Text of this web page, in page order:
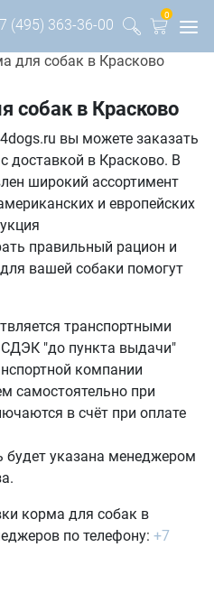
(495) 363-36-00
0
для собак в Красково
собак в Красково
вы можете заказать
доставкой в Красково. В
широкий ассортимент
и европейских
правильный рацион и
вашей собаки помогут
транспортными
"до пункта выдачи"
компании
самостоятельно при
в счёт при оплате
будет указана менеджером
корма для собак в
по телефону: +7